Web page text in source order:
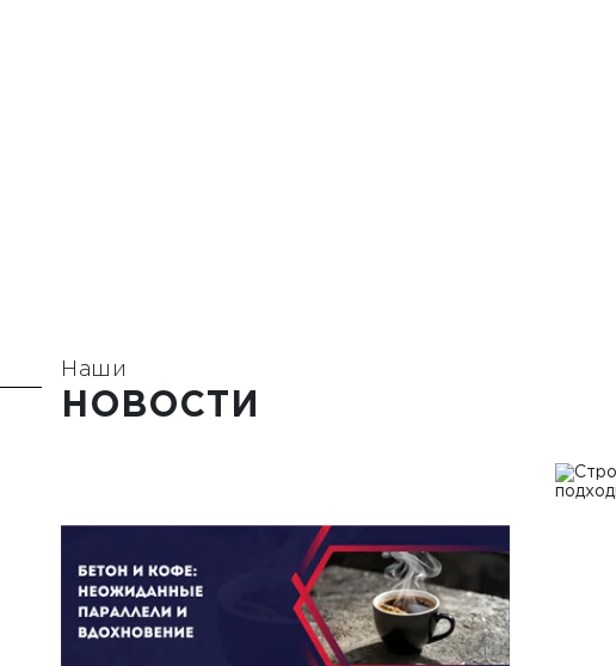
Наши
НОВОСТИ